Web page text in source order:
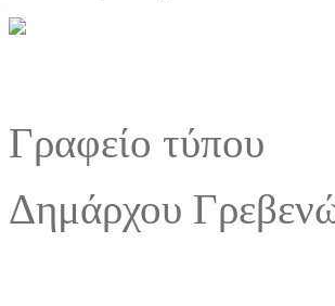
Γραφείο τύπου
Δημάρχου